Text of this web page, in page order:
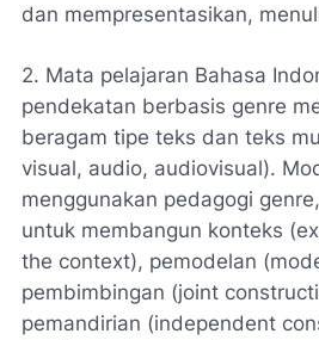
dan mempresentasikan,
2. Mata pelajaran Bahasa
pendekatan berbasis genre
beragam tipe teks dan teks
visual, audio, audiovisual).
menggunakan pedagogi
untuk membangun konteks
the context), pemodelan
pembimbingan (joint
pemandirian (independent